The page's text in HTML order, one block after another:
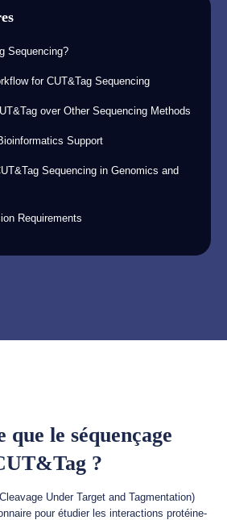
Sequencing?
for CUT&Tag Sequencing
over Other Sequencing Methods
Support
Sequencing in Genomics and
Requirements
que le séquençage
?
Under Target and Tagmentation)
pour étudier les interactions protéine-